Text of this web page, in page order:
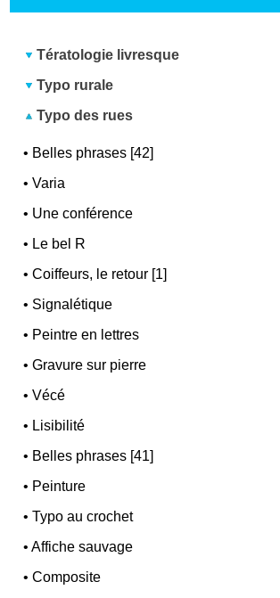
Tératologie livresque
Typo rurale
Typo des rues
• Belles phrases [42]
•Varia
• Une conférence
• Le bel R
•Coiffeurs, le retour [1]
• Signalétique
• Peintre en lettres
•Gravure sur pierre
•Vécé
• Lisibilité
• Belles phrases [41]
• Peinture
•Typo au crochet
•Affiche sauvage
•Composite